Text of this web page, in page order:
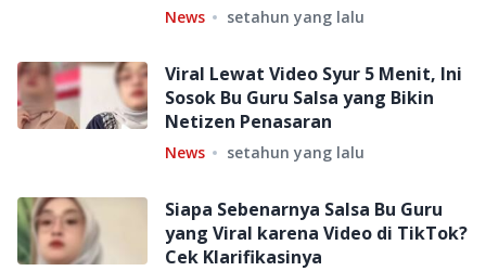
News setahun yang lalu
Viral Lewat Video Syur 5 Menit, Ini
Sosok Bu Guru Salsa yang Bikin
Netizen Penasaran
News setahun yang lalu
Siapa Sebenarnya Salsa Bu Guru
yang Viral karena Video di TikTok?
Cek Klarifikasinya